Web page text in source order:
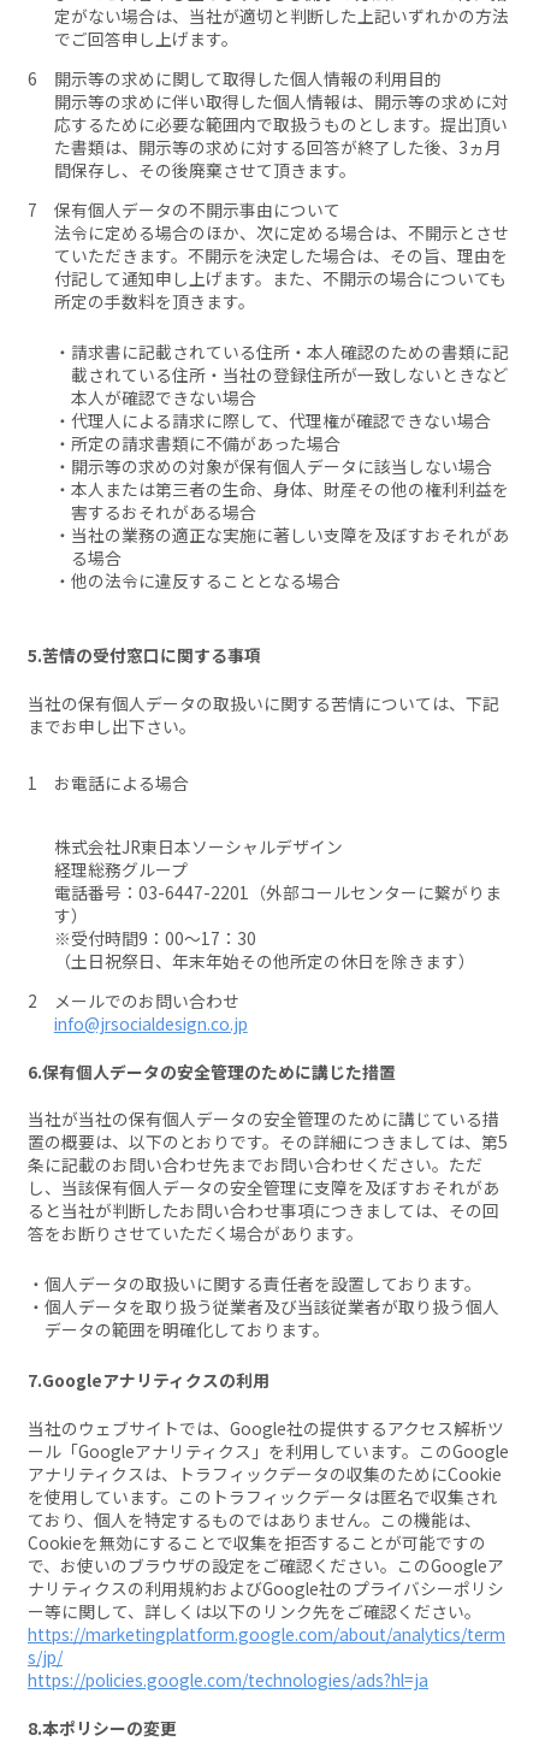
定がない場合は、当社が適切と判断した上記いずれかの方法
でご回答申し上げます。
開示等の求めに関して取得した個人情報の利用目的
開示等の求めに伴い取得した個人情報は、開示等の求めに対
応するために必要な範囲内で取扱うものとします。提出頂い
た書類は、開示等の求めに対する回答が終了した後、3ヵ月
間保存し、その後廃棄させて頂きます。
保有個人データの不開示事由について
法令に定める場合のほか、次に定める場合は、不開示とさせ
ていただきます。不開示を決定した場合は、その旨、理由を
付記して通知申し上げます。また、不開示の場合についても
所定の手数料を頂きます。
請求書に記載されている住所・本人確認のための書類に記
載されている住所・当社の登録住所が一致しないときなど
本人が確認できない場合
代理人による請求に際して、代理権が確認できない場合
所定の請求書類に不備があった場合
開示等の求めの対象が保有個人データに該当しない場合
本人または第三者の生命、身体、財産その他の権利利益を
害するおそれがある場合
当社の業務の適正な実施に著しい支障を及ぼすおそれがあ
る場合
他の法令に違反することとなる場合
5.苦情の受付窓口に関する事項
当社の保有個人データの取扱いに関する苦情については、下記
までお申し出下さい。
お電話による場合
株式会社JR東日本ソーシャルデザイン
経理総務グループ
電話番号：03-6447-2201（外部コールセンターに繋がりま
す）
※受付時間9：00～17：30
（土日祝祭日、年末年始その他所定の休日を除きます）
メールでのお問い合わせ
info@jrsocialdesign.co.jp
6.保有個人データの安全管理のために講じた措置
当社が当社の保有個人データの安全管理のために講じている措
置の概要は、以下のとおりです。その詳細につきましては、第5
条に記載のお問い合わせ先までお問い合わせください。ただ
し、当該保有個人データの安全管理に支障を及ぼすおそれがあ
ると当社が判断したお問い合わせ事項につきましては、その回
答をお断りさせていただく場合があります。
個人データの取扱いに関する責任者を設置しております。
個人データを取り扱う従業者及び当該従業者が取り扱う個人
データの範囲を明確化しております。
7.Googleアナリティクスの利用
当社のウェブサイトでは、Google社の提供するアクセス解析ツ
ール「Googleアナリティクス」を利用しています。このGoogle
アナリティクスは、トラフィックデータの収集のためにCookie
を使用しています。このトラフィックデータは匿名で収集され
ており、個人を特定するものではありません。この機能は、
Cookieを無効にすることで収集を拒否することが可能ですの
で、お使いのブラウザの設定をご確認ください。このGoogleア
ナリティクスの利用規約およびGoogle社のプライバシーポリシ
ー等に関して、詳しくは以下のリンク先をご確認ください。
https://marketingplatform.google.com/about/analytics/term
s/jp/
https://policies.google.com/technologies/ads?hl=ja
8.本ポリシーの変更